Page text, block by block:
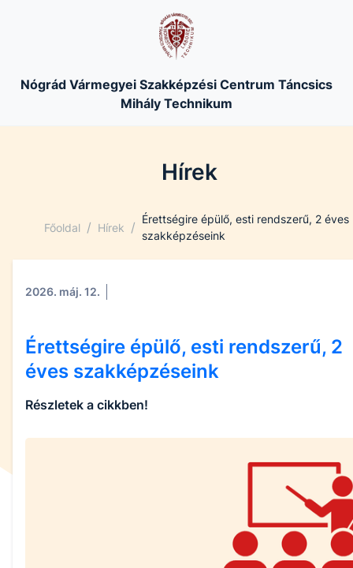
Nógrád Vármegyei Szakképzési Centrum Táncsics
Mihály Technikum
Hírek
Főoldal / Hírek /
Érettségire épülő, esti rendszerű, 2 éves
szakképzéseink
2026. máj. 12.
Érettségire épülő, esti rendszerű, 2
éves szakképzéseink
Részletek a cikkben!